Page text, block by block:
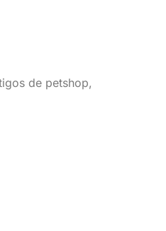
de petshop,